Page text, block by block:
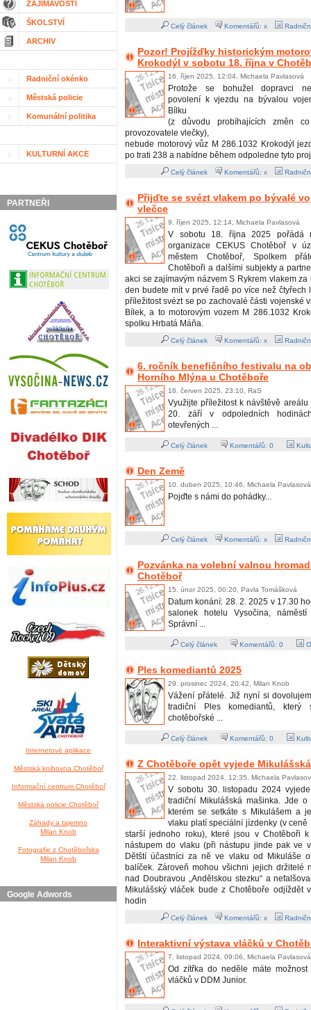
ZAJÍMAVOSTI
ŠKOLSTVÍ
ARCHIV
Radniční okénko
Městská policie
Komunální politika
KULTURNÍ AKCE
PARTNEŘI
Internetové aplikace
Městská knihovna Chotěboř
Informační centrum Chotěboř
Městská policie Chotěboř
Záhady a tajemno
Milan Knob
Fotografie z Chotěbořska
Milan Knob
Google Adwords
Celý článek Komentářů: x
Pozor! Projížďky historickým
Krokodýl v sobotu 18. října v
16. říjen 2025, 12:04, Michaela Pavlasová
Protože se bohužel dopravci
povolení k vjezdu na bývalou
Bílku
(z důvodu probíhajících změn
provozovatele vlečky),
nebude motorový vůz M 286.1032 Krokodýl
po trati 238 a nabídne během odpoledne tyto
Celý článek Komentářů: x
Přijďte se svézt vlakem po bývalé
vlečce
9. říjen 2025, 12:14, Michaela Pavlasová
V sobotu 18. října 2025 pořádá
organizace CEKUS Chotěboř v
městem Chotěboř, Spolkem
Chotěboři a dalšími subjekty a
akci se zajímavým názvem S Rykrem vlakem za
den budete mít v prvé řadě po více než čtyřech
příležitost svézt se po zachovalé části vojenské
Bílek, a to motorovým vozem M 286.1032
spolku Hrbatá Máňa.
Celý článek Komentářů: x
6. ročník benefičního festivalu na
Horního Mlýna u Chotěboře
16. červen 2025, 23:10, RaS
Využijte příležitost k návštěvě
20. září v odpoledních
otevřených ...
Celý článek Komentářů: 0
Den Země
10. duben 2025, 10:46, Michaela Pavlasová
Pojďte s námi do pohádky...
Celý článek Komentářů: x
Pozvánka na volební valnou
Chotěboř
15. únor 2025, 00:20, Pavla Tomášková
Datum konání: 28. 2. 2025 v 17.30
salonek hotelu Vysočina, náměstí
Správní ...
Celý článek Komentářů: 0
Ples komediantů 2025
29. prosinec 2024, 20:42, Milan Knob
Vážení přátelé. Již nyní si
tradiční Ples komediantů, který
chotěbořské ...
Celý článek Komentářů: 0
Z Chotěboře opět vyjede
22. listopad 2024, 12:35, Michaela
V sobotu 30. listopadu 2024
tradiční Mikulášská mašinka. Jde
kterém se setkáte s Mikulášem a
vlaku platí speciální jízdenky (v ceně
starší jednoho roku), které jsou v Chotěboři
nástupem do vlaku (při nástupu jinde pak ve
Dětští účastníci za ně ve vlaku od Mikuláše
balíček. Zároveň mohou všichni jejich držitelé
nad Doubravou „Andělskou stezku“ a
Mikulášský vláček bude z Chotěboře odjíždět
hodin
Celý článek Komentářů: x
Interaktivní výstava vláčků v
7. listopad 2024, 09:06, Michaela Pavlasová
Od zítřka do neděle máte možnost
vláčků v DDM Junior.